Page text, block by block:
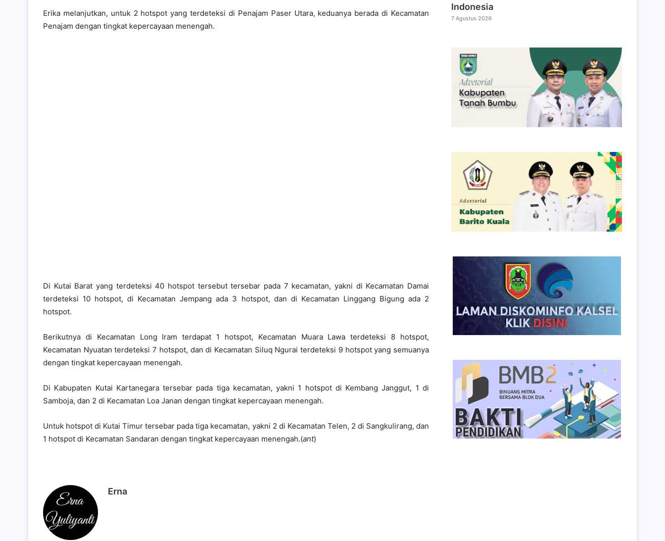
Erika melanjutkan, untuk 2 hotspot yang terdeteksi di Penajam Paser Utara, keduanya berada di Kecamatan
Penajam dengan tingkat kepercayaan menengah.
Di Kutai Barat yang terdeteksi 40 hotspot tersebut tersebar pada 7 kecamatan, yakni di Kecamatan Damai
terdeteksi 10 hotspot, di Kecamatan Jempang ada 3 hotspot, dan di Kecamatan Linggang Bigung ada 2
hotspot.
Berikutnya di Kecamatan Long Iram terdapat 1 hotspot, Kecamatan Muara Lawa terdeteksi 8 hotspot,
Kecamatan Nyuatan terdeteksi 7 hotspot, dan di Kecamatan Siluq Ngurai terdeteksi 9 hotspot yang semuanya
dengan tingkat kepercayaan menengah.
Di Kabupaten Kutai Kartanegara tersebar pada tiga kecamatan, yakni 1 hotspot di Kembang Janggut, 1 di
Samboja, dan 2 di Kecamatan Loa Janan dengan tingkat kepercayaan menengah.
Untuk hotspot di Kutai Timur tersebar pada tiga kecamatan, yakni 2 di Kecamatan Telen, 2 di Sangkulirang, dan
1 hotspot di Kecamatan Sandaran dengan tingkat kepercayaan menengah.(ant)
Erna
Indonesia
7 Agustus 2026